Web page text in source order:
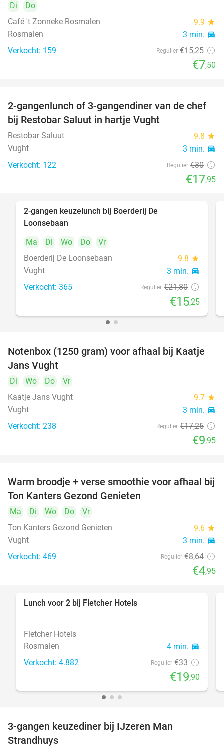
Di
Do
Café 't Zonneke Rosmalen
9.9 star
Rosmalen 3 min. directions_car
Verkocht: 159 Regulier €15,25
€7,50
40%
2-gangenlunch of 3-gangendiner van de chef
bij Restobar Saluut in hartje Vught
Restobar Saluut 9.8 star
Vught 3 min. directions_car
Verkocht: 122 Regulier €30
€17,95
2-gangen keuzelunch bij Boerderij De
Loonsebaan
Ma
Di Wo Do
Vr
Boerderij De Loonsebaan
9.8 star
Vught 3 min. directions_car
Verkocht: 365 Regulier €21,80
€15,25
42%
Notenbox (1250 gram) voor afhaal bij Kaatje
Jans Vught
Di Wo Do
Vr
Kaatje Jans Vught
9.7 star
Vught 3 min. directions_car
Verkocht: 238 Regulier €17,25
€9,95
43%
Warm broodje + verse smoothie voor afhaal bij
Ton Kanters Gezond Genieten
Ma Di Wo Do
Vr
Ton Kanters Gezond Genieten
9.6 star
Vught 3 min. directions_car
Verkocht: 469 Regulier €8,64
€4,95
Lunch voor 2 bij Fletcher Hotels
Fletcher Hotels
Rosmalen
4 min. directions_car
Verkocht: 4.882 Regulier €33
€19,90
3-gangen keuzediner bij IJzeren Man
Strandhuys